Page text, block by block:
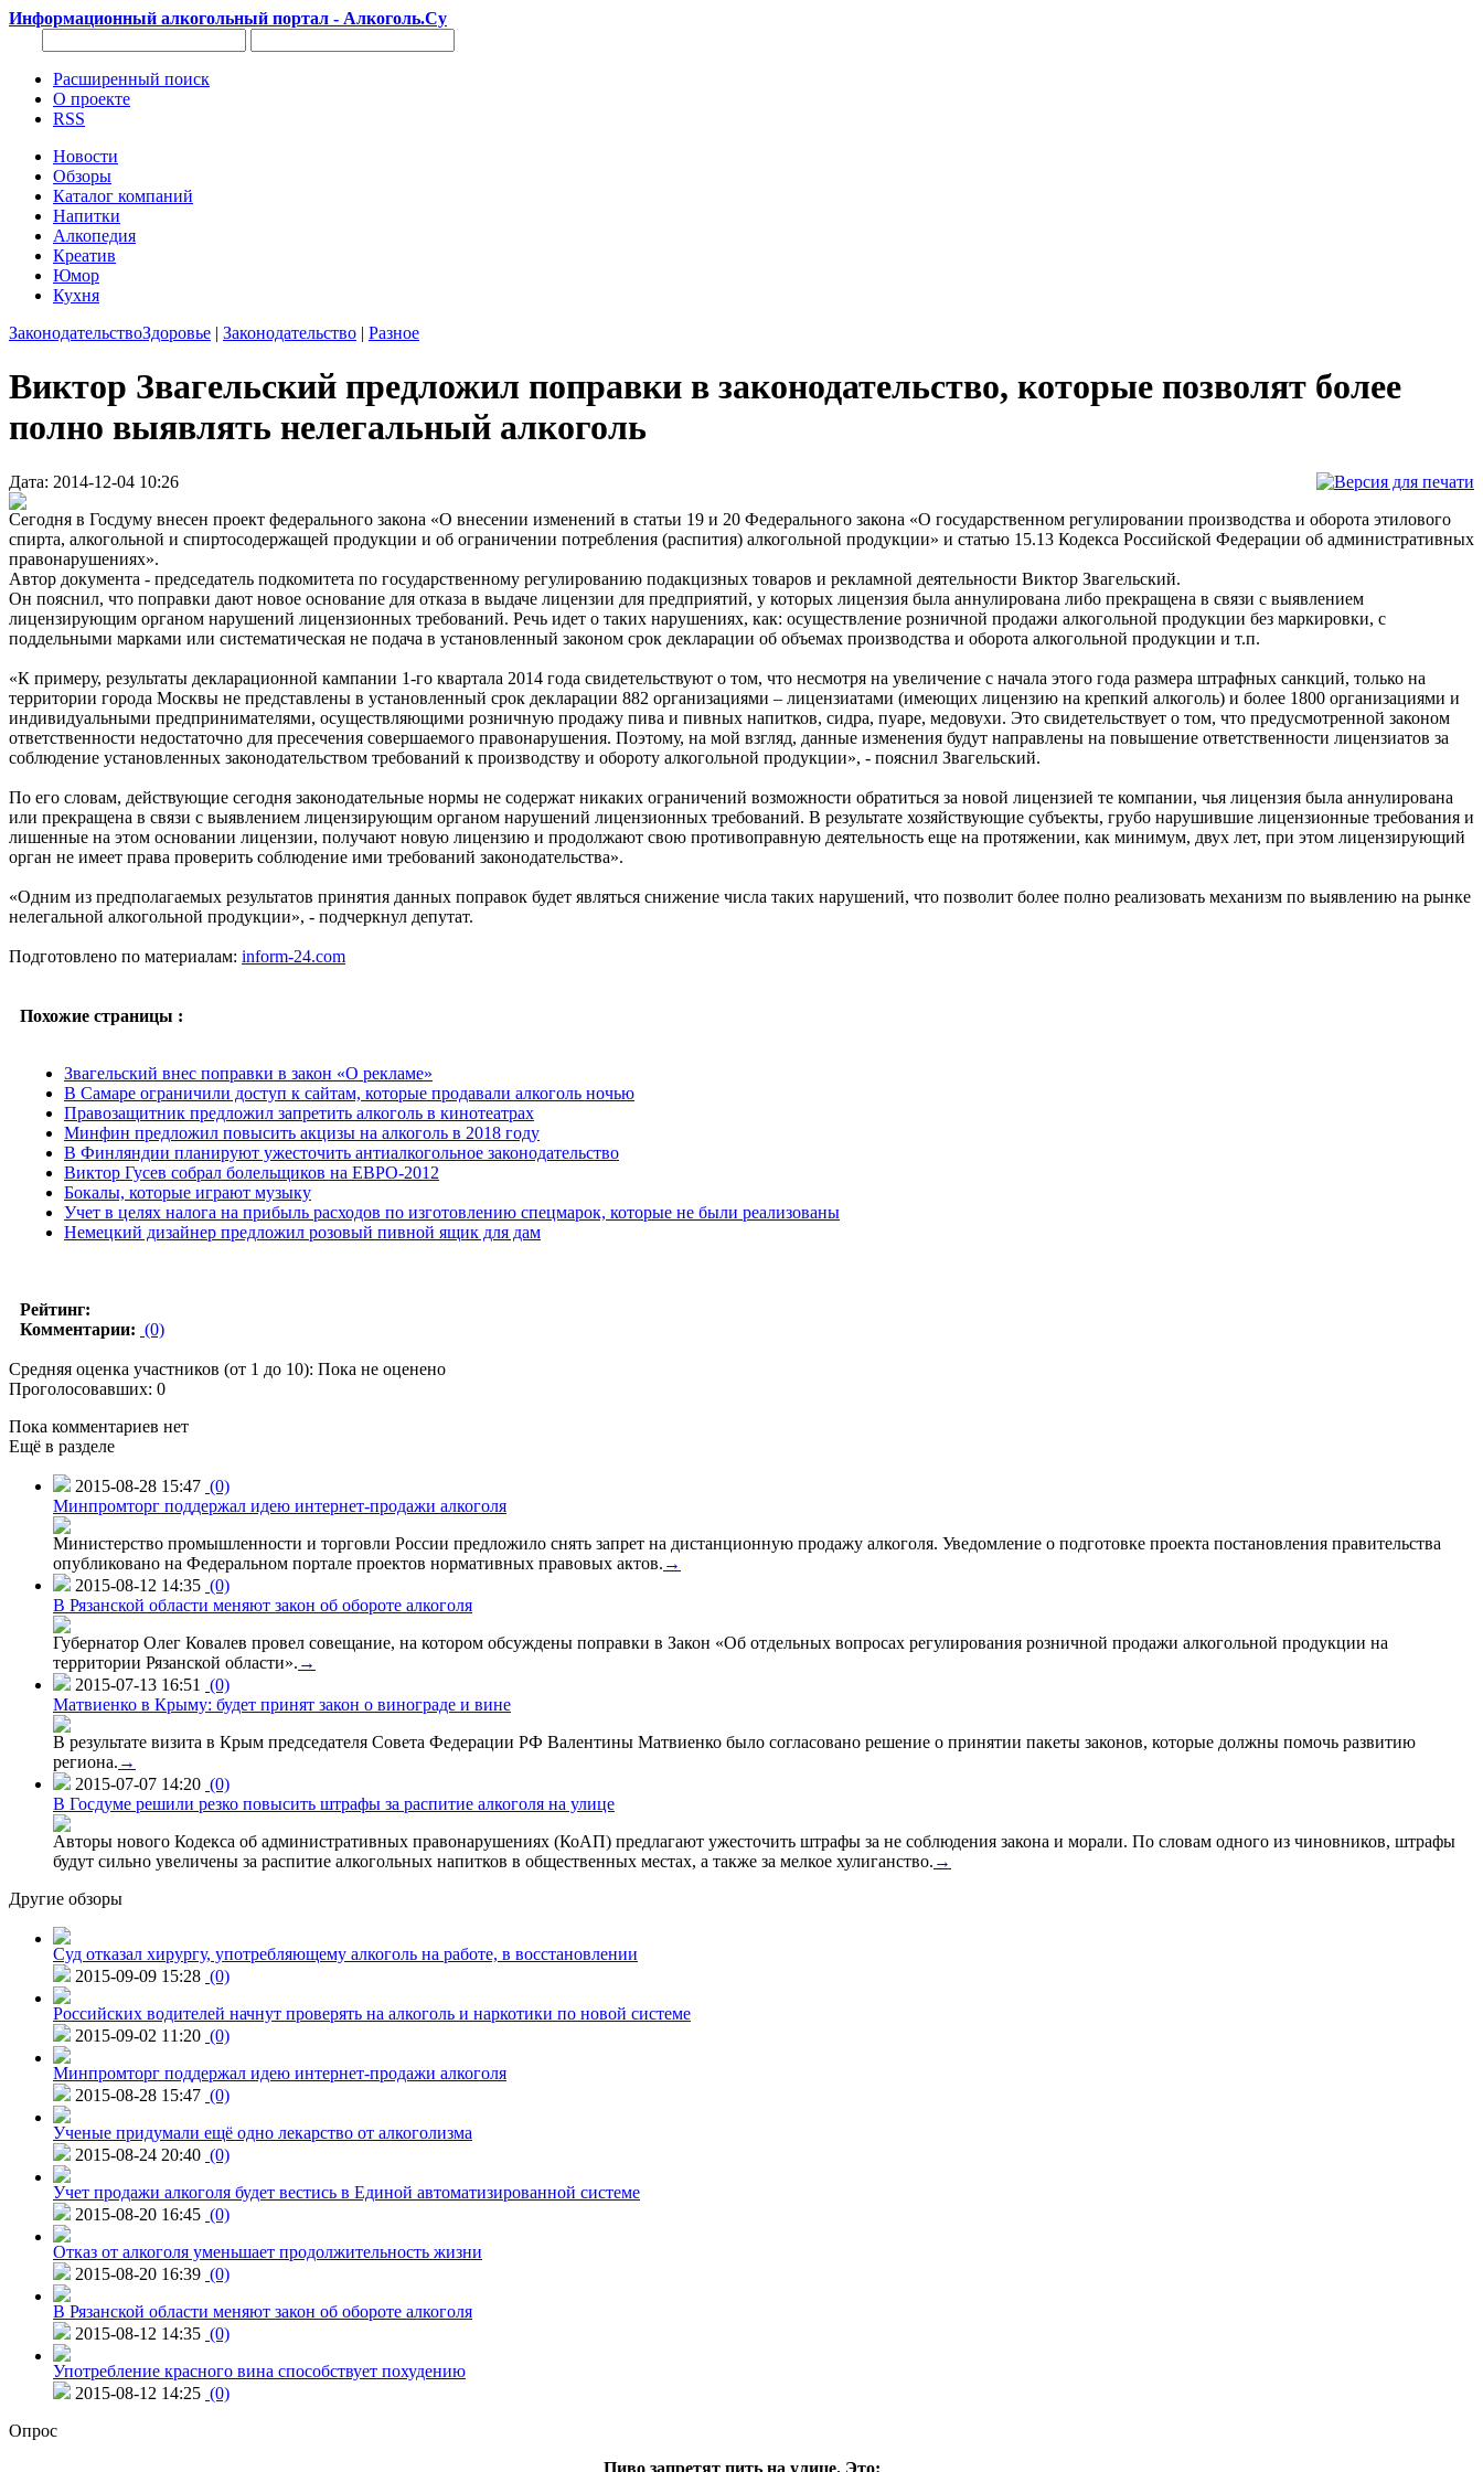
Информационный алкогольный портал - Алкоголь.Су
Расширенный поиск
О проекте
RSS
Новости
Обзоры
Каталог компаний
Напитки
Алкопедия
Креатив
Юмор
Кухня
ЗаконодательствоЗдоровье | Законодательство | Разное
Виктор Звагельский предложил поправки в законодательство, которые позволят более
полно выявлять нелегальный алкоголь
Дата: 2014-12-04 10:26
Сегодня в Госдуму внесен проект федерального закона «О внесении изменений в статьи 19 и 20 Федерального закона «О государственном регулировании производства и оборота этилового
спирта, алкогольной и спиртосодержащей продукции и об ограничении потребления (распития) алкогольной продукции» и статью 15.13 Кодекса Российской Федерации об административных
правонарушениях».
Автор документа - председатель подкомитета по государственному регулированию подакцизных товаров и рекламной деятельности Виктор Звагельский.
Он пояснил, что поправки дают новое основание для отказа в выдаче лицензии для предприятий, у которых лицензия была аннулирована либо прекращена в связи с выявлением
лицензирующим органом нарушений лицензионных требований. Речь идет о таких нарушениях, как: осуществление розничной продажи алкогольной продукции без маркировки, с
поддельными марками или систематическая не подача в установленный законом срок декларации об объемах производства и оборота алкогольной продукции и т.п.
«К примеру, результаты декларационной кампании 1-го квартала 2014 года свидетельствуют о том, что несмотря на увеличение с начала этого года размера штрафных санкций, только на
территории города Москвы не представлены в установленный срок декларации 882 организациями – лицензиатами (имеющих лицензию на крепкий алкоголь) и более 1800 организациями и
индивидуальными предпринимателями, осуществляющими розничную продажу пива и пивных напитков, сидра, пуаре, медовухи. Это свидетельствует о том, что предусмотренной законом
ответственности недостаточно для пресечения совершаемого правонарушения. Поэтому, на мой взгляд, данные изменения будут направлены на повышение ответственности лицензиатов за
соблюдение установленных законодательством требований к производству и обороту алкогольной продукции», - пояснил Звагельский.
По его словам, действующие сегодня законодательные нормы не содержат никаких ограничений возможности обратиться за новой лицензией те компании, чья лицензия была аннулирована
или прекращена в связи с выявлением лицензирующим органом нарушений лицензионных требований. В результате хозяйствующие субъекты, грубо нарушившие лицензионные требования и
лишенные на этом основании лицензии, получают новую лицензию и продолжают свою противоправную деятельность еще на протяжении, как минимум, двух лет, при этом лицензирующий
орган не имеет права проверить соблюдение ими требований законодательства».
«Одним из предполагаемых результатов принятия данных поправок будет являться снижение числа таких нарушений, что позволит более полно реализовать механизм по выявлению на рынке
нелегальной алкогольной продукции», - подчеркнул депутат.
Подготовлено по материалам: inform-24.com
Похожие страницы :
Звагельский внес поправки в закон «О рекламе»
В Самаре ограничили доступ к сайтам, которые продавали алкоголь ночью
Правозащитник предложил запретить алкоголь в кинотеатрах
Минфин предложил повысить акцизы на алкоголь в 2018 году
В Финляндии планируют ужесточить антиалкогольное законодательство
Виктор Гусев собрал болельщиков на ЕВРО-2012
Бокалы, которые играют музыку
Учет в целях налога на прибыль расходов по изготовлению спецмарок, которые не были реализованы
Немецкий дизайнер предложил розовый пивной ящик для дам
Рейтинг:
Комментарии: (0)
Средняя оценка участников (от 1 до 10): Пока не оценено
Проголосовавших: 0
Пока комментариев нет
Ещё в разделе
2015-08-28 15:47 (0)
Минпромторг поддержал идею интернет-продажи алкоголя
Министерство промышленности и торговли России предложило снять запрет на дистанционную продажу алкоголя. Уведомление о подготовке проекта постановления правительства
опубликовано на Федеральном портале проектов нормативных правовых актов. →
2015-08-12 14:35 (0)
В Рязанской области меняют закон об обороте алкоголя
Губернатор Олег Ковалев провел совещание, на котором обсуждены поправки в Закон «Об отдельных вопросах регулирования розничной продажи алкогольной продукции на
территории Рязанской области». →
2015-07-13 16:51
(0)
Матвиенко в Крыму: будет принят закон о винограде и вине
В результате визита в Крым председателя Совета Федерации РФ Валентины Матвиенко было согласовано решение о принятии пакеты законов, которые должны помочь развитию
региона. →
2015-07-07 14:20 (0)
В Госдуме решили резко повысить штрафы за распитие алкоголя на улице
Авторы нового Кодекса об административных правонарушениях (КоАП) предлагают ужесточить штрафы за не соблюдения закона и морали. По словам одного из чиновников, штрафы
будут сильно увеличены за распитие алкогольных напитков в общественных местах, а также за мелкое хулиганство. →
Другие обзоры
Суд отказал хирургу, употребляющему алкоголь на работе, в восстановлении
2015-09-09 15:28 (0)
Российских водителей начнут проверять на алкоголь и наркотики по новой системе
2015-09-02 11:20 (0)
Минпромторг поддержал идею интернет-продажи алкоголя
2015-08-28 15:47 (0)
Ученые придумали ещё одно лекарство от алкоголизма
2015-08-24 20:40 (0)
Учет продажи алкоголя будет вестись в Единой автоматизированной системе
2015-08-20 16:45 (0)
Отказ от алкоголя уменьшает продолжительность жизни
2015-08-20 16:39 (0)
В Рязанской области меняют закон об обороте алкоголя
2015-08-12 14:35 (0)
Употребление красного вина способствует похудению
2015-08-12 14:25 (0)
Опрос
Пиво запретят пить на улице. Это: